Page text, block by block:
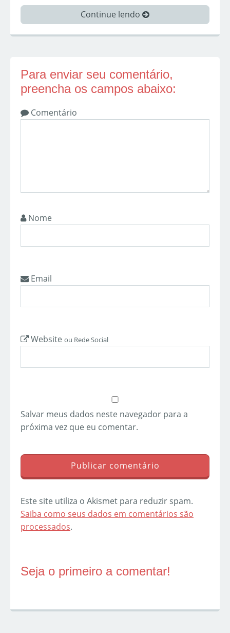
Continue lendo
Para enviar seu comentário,
preencha os campos abaixo:
Comentário
Nome
Email
Website ou Rede Social
Salvar meus dados neste navegador para a
próxima vez que eu comentar.
Este site utiliza o Akismet para reduzir spam.
Saiba como seus dados em comentários são
processados.
Seja o primeiro a comentar!